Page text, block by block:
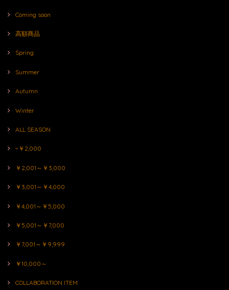
Coming soon
高額商品
Spring
Summer
Autumn
Winter
ALL SEASON
~￥2,000
￥2,001～￥3,000
￥3,001～￥4,000
￥4,001～￥5,000
￥5,001～￥7,000
￥7,001～￥9,999
￥10,000～
COLLABORATION ITEM